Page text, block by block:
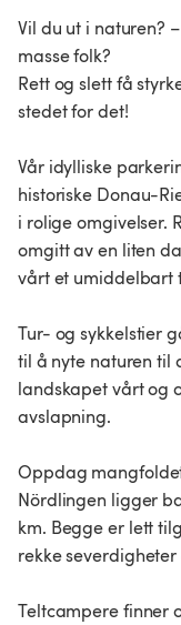
Vil du ut i naturen?
masse folk?
Rett og slett få
stedet for det!
Vår idylliske
historiske Donau-
i rolige omgivelser.
omgitt av en liten
vårt et umiddelbart
Tur- og sykkelstier
til å nyte naturen til
landskapet vårt og
avslapning.
Oppdag
Nördlingen ligger
km. Begge er lett
rekke
Teltcampere finner